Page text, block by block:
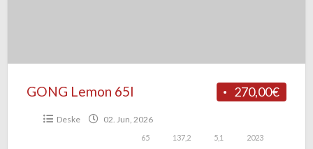
270,00€
GONG Lemon 65l
Deske 02. Jun, 2026
65 137,2 5,1 2023